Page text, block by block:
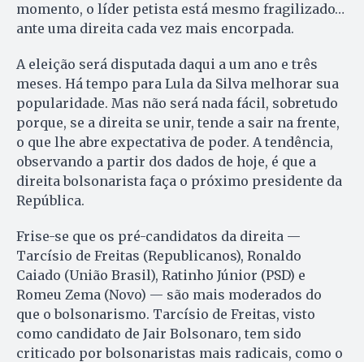
momento, o líder petista está mesmo fragilizado…
ante uma direita cada vez mais encorpada.
A eleição será disputada daqui a um ano e três
meses. Há tempo para Lula da Silva melhorar sua
popularidade. Mas não será nada fácil, sobretudo
porque, se a direita se unir, tende a sair na frente,
o que lhe abre expectativa de poder. A tendência,
observando a partir dos dados de hoje, é que a
direita bolsonarista faça o próximo presidente da
República.
Frise-se que os pré-candidatos da direita —
Tarcísio de Freitas (Republicanos), Ronaldo
Caiado (União Brasil), Ratinho Júnior (PSD) e
Romeu Zema (Novo) — são mais moderados do
que o bolsonarismo. Tarcísio de Freitas, visto
como candidato de Jair Bolsonaro, tem sido
criticado por bolsonaristas mais radicais, como o